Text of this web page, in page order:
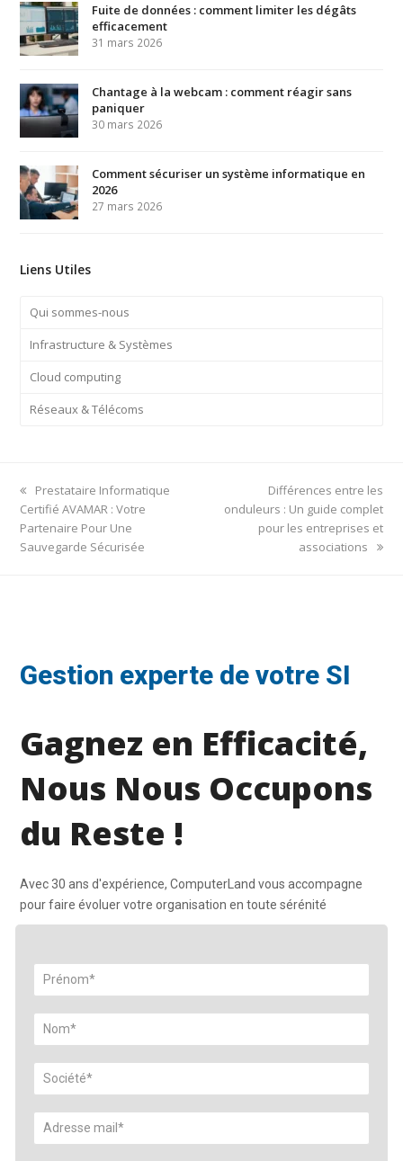
Fuite de données : comment limiter les dégâts
efficacement
31 mars 2026
Chantage à la webcam : comment réagir sans
paniquer
30 mars 2026
Comment sécuriser un système informatique en
2026
27 mars 2026
Liens Utiles
Qui sommes-nous
Infrastructure & Systèmes
Cloud computing
Réseaux & Télécoms
previous
post:
Prestataire Informatique
Certifié AVAMAR : Votre
Partenaire Pour Une
Sauvegarde Sécurisée
next
post:
Différences entre les
onduleurs : Un guide complet
pour les entreprises et
associations
Gestion experte de votre SI
Gagnez en Efficacité,
Nous Nous Occupons
du Reste !
Avec 30 ans d'expérience, ComputerLand vous accompagne
pour faire évoluer votre organisation en toute sérénité